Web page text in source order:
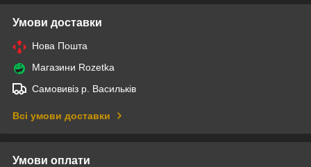
Умови доставки
Нова Пошта
Магазини Rozetka
Самовивіз р. Васильків
Всі умови доставки
Умови оплати